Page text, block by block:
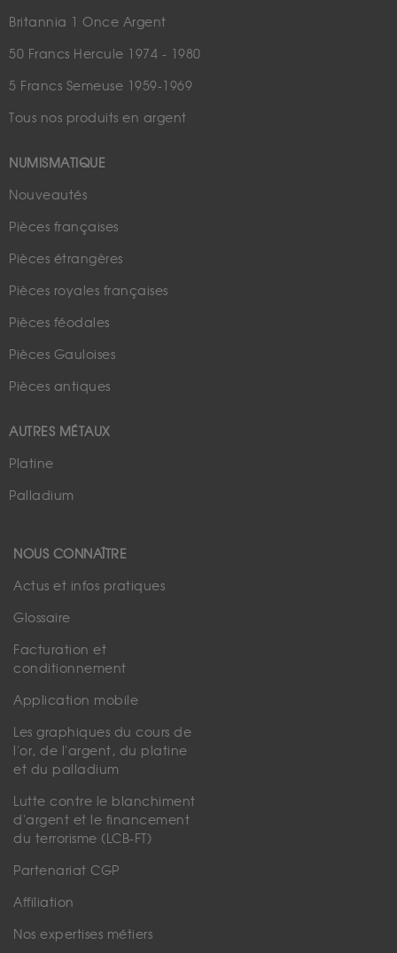
Britannia 1 Once Argent
50 Francs Hercule 1974 - 1980
5 Francs Semeuse 1959-1969
Tous nos produits en argent
NUMISMATIQUE
Nouveautés
Pièces françaises
Pièces étrangères
Pièces royales françaises
Pièces féodales
Pièces Gauloises
Pièces antiques
AUTRES MÉTAUX
Platine
Palladium
NOUS CONNAÎTRE
Actus et infos pratiques
Glossaire
Facturation et
conditionnement
Application mobile
Les graphiques du cours de
l'or, de l'argent, du platine
et du palladium
Lutte contre le blanchiment
d'argent et le financement
du terrorisme (LCB-FT)
Partenariat CGP
Affiliation
Nos expertises métiers